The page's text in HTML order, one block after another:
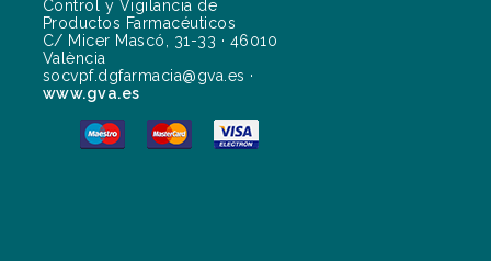
Control y Vigilancia de
Productos Farmacéuticos
C/ Micer Mascó, 31-33 · 46010
València
socvpf.dgfarmacia@gva.es ·
www.gva.es